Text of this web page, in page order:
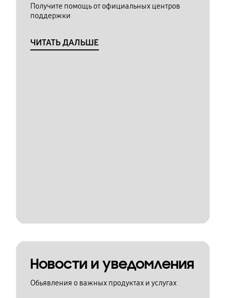
Получите помощь от официальных центров
поддержки
ЧИТАТЬ ДАЛЬШЕ
Новости и уведомления
Обьявления о важных продуктах и услугах